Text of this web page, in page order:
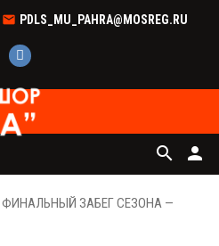
PDLS_MU_PAHRA@MOSREG.RU
person
search
ЗАБЕГ СЕЗОНА —